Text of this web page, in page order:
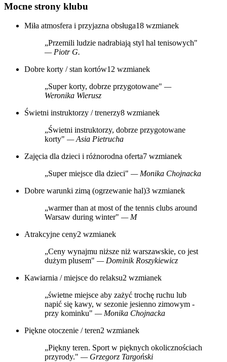
Mocne strony klubu
Miła atmosfera i przyjazna obsługa18 wzmianek
„Przemili ludzie nadrabiają styl hal tenisowych"
— Piotr G.
Dobre korty / stan kortów12 wzmianek
„Super korty, dobrze przygotowane" —
Weronika Wierusz
Świetni instruktorzy / trenerzy8 wzmianek
„Świetni instruktorzy, dobrze przygotowane
korty" — Asia Pietrucha
Zajęcia dla dzieci i różnorodna oferta7 wzmianek
„Super miejsce dla dzieci" — Monika Chojnacka
Dobre warunki zimą (ogrzewanie hal)3 wzmianek
„warmer than at most of the tennis clubs around
Warsaw during winter" — M
Atrakcyjne ceny2 wzmianek
„Ceny wynajmu niższe niż warszawskie, co jest
dużym plusem" — Dominik Roszykiewicz
Kawiarnia / miejsce do relaksu2 wzmianek
„świetne miejsce aby zażyć trochę ruchu lub
napić się kawy, w sezonie jesienno zimowym -
przy kominku" — Monika Chojnacka
Piękne otoczenie / teren2 wzmianek
„Piękny teren. Sport w pięknych okolicznościach
przyrody." — Grzegorz Targoński